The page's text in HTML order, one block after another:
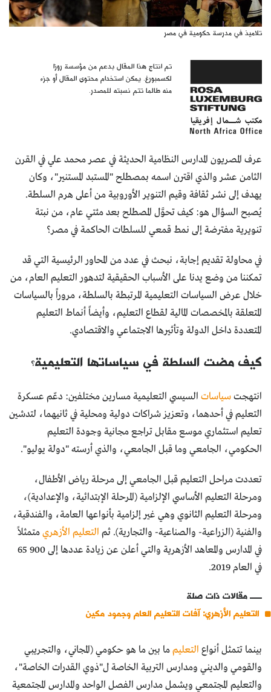
تلاميذ في مدرسة حكومية في مصر
تم انتاج هذا المقال بدعم من مؤسسة روزا
لكسمبورغ. يمكن استخدام محتوى المقال أو جزء
منه طالما تتم نسبته للمصدر.
عرف المصريون المدارس النظامية الحديثة في عصر محمد علي في القرن
الثامن عشر والذي اقترن اسمه بمصطلح "المستبد المستنير"، وكان
يهدف إلى نشر ثقافة وقيم التنوير الأوروبية من أعلى هرم السلطة.
يُصبح السؤال هو: كيف تحوَّل المصطلح بعد مئتي عام، من نبتة
تنويرية مفترضة إلى نمط قمعي للسلطات الحاكمة في مصر؟
في محاولة تقديم إجابة، نبحث في عدد من المحاور الرئيسية التي قد
تمكننا من وضع يدنا على الأسباب الحقيقية لتدهور التعليم العام، من
خلال عرض السياسات التعليمية المرتبطة بالسلطة، مروراً بالسياسات
المتعلقة بالمخصصات المالية لقطاع التعليم، وأيضاً أنماط التعليم
المتعددة داخل الدولة وتأثيرها الاجتماعي والاقتصادي.
كيف مضت السلطة في سياساتها التعليمية؟
انتهجتسياسات السيسي التعليمية مسارين مختلفين: دعّم عسكرة
التعليم في أحدهما، وتعزيز شراكات دولية ومحلية في ثانيهما، لتدشين
تعليم استثماري موسع مقابل تراجع مجانية وجودة التعليم
الحكومي، الجامعي وما قبل الجامعي، والذي أرسته "دولة يوليو".
تعددت مراحل التعليم قبل الجامعي إلى مرحلة رياض الأطفال،
ومرحلة التعليم الأساسي الإلزامية (المرحلة الإبتدائية، والإعدادية)،
ومرحلة التعليم الثانوي وهي غير إلزامية بأنواعها العامة، والفندقية،
والفنية (الزراعية- والصناعية- والتجارية). ثم التعليم الأزهريمتمثلاً
في المدارس والمعاهد الأزهرية والتي أعلن عن زيادة عددها إلى 900 65
في العام 2019.
مقالات ذات صلة
التعليم الأزهري: آفات التعليم العام وجمود مكين
بينما تتمثل أنواع التعليمما بين ما هو حكومي (المجاني، والتجريبي
والقومي والديني ومدارس التربية الخاصة ل"ذوي القدرات الخاصة"،
والتعليم المجتمعي ويشمل مدارس الفصل الواحد والمدارس المجتمعية